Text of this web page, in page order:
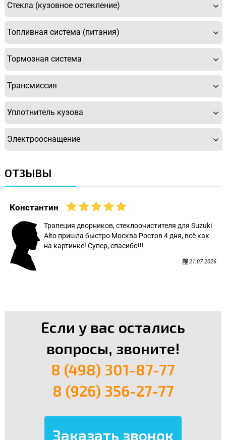
Стекла (кузовное остекление)
Топливная система (питания)
Тормозная система
Трансмиссия
Уплотнитель кузова
Электрооснащение
ОТЗЫВЫ
Константин
Трапеция дворников, стеклоочистителя для Suzuki
Alto пришла быстро Москва Ростов 4 дня, всё как
на картинке! Супер, спасибо!!!
21.07.2026
Если у вас остались
вопросы, звоните!
8 (498) 301-87-77
8 (926) 356-27-77